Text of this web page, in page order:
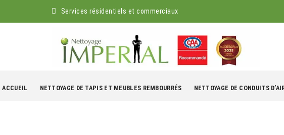
Services résidentiels et commerciaux
ACCUEIL NETTOYAGE DE TAPIS ET MEUBLES REMBOURRÉS NETTOYAGE DE CONDUITS